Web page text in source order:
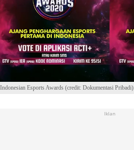
Indonesian Esports Awards (credit: Dokumentasi Pribadi)
Iklan